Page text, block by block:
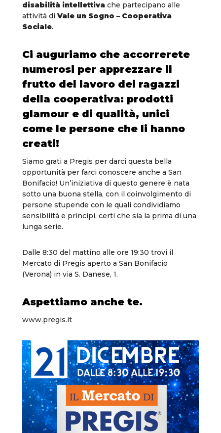
disabilità intellettiva che partecipano alle
attività di Vale un Sogno – Cooperativa
Sociale.
Ci auguriamo che accorrerete
numerosi per apprezzare il
frutto del lavoro dei ragazzi
della cooperativa: prodotti
glamour e di qualità, unici
come le persone che li hanno
creati!
Siamo grati a Pregis per darci questa bella
opportunità per farci conoscere anche a San
Bonifacio! Un’iniziativa di questo genere è nata
sotto una buona stella, con il coinvolgimento di
persone stupende con le quali condividiamo
sensibilità e principi, certi che sia la prima di una
lunga serie.
Dalle 8:30 del mattino alle ore 19:30 trovi il
Mercato di Pregis aperto a San Bonifacio
(Verona) in via S. Danese, 1.
Aspettiamo anche te.
www.pregis.it